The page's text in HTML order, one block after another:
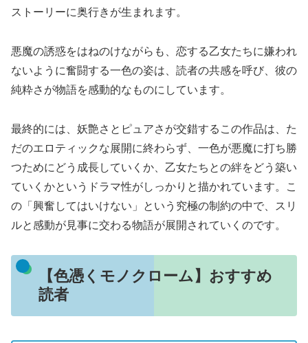
ストーリーに奥行きが生まれます。
悪魔の誘惑をはねのけながらも、恋する乙女たちに嫌われ
ないように奮闘する一色の姿は、読者の共感を呼び、彼の
純粋さが物語を感動的なものにしています。
最終的には、妖艶さとピュアさが交錯するこの作品は、た
だのエロティックな展開に終わらず、一色が悪魔に打ち勝
つためにどう成長していくか、乙女たちとの絆をどう築い
ていくかというドラマ性がしっかりと描かれています。こ
の「興奮してはいけない」という究極の制約の中で、スリ
ルと感動が見事に交わる物語が展開されていくのです。
【色憑くモノクローム】おすすめ
読者